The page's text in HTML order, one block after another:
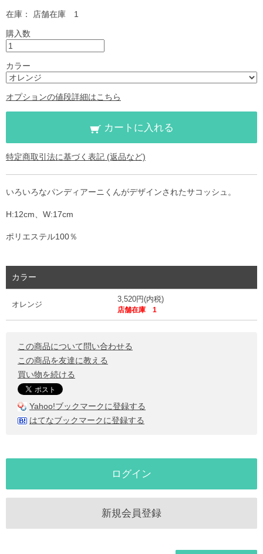
在庫： 店舗在庫 1
購入数
カラー
オプションの値段詳細はこちら
カートに入れる
特定商取引法に基づく表記 (返品など)
いろいろなパンディアーニくんがデザインされたサコッシュ。
H:12cm、W:17cm
ポリエステル100％
カラー
オレンジ
3,520円(内税)
店舗在庫 1
この商品について問い合わせる
この商品を友達に教える
買い物を続ける
Yahoo!ブックマークに登録する
はてなブックマークに登録する
ログイン
新規会員登録